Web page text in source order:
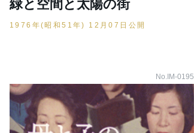
緑と空間と太陽の街
1976年(昭和51年) 12月07日公開
No.IM-0195